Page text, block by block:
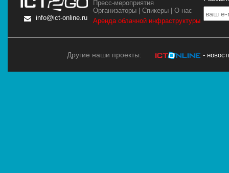
info@ict-online.ru
Пресс-мероприятия
Организаторы |Спикеры |О нас
Аренда облачной инфраструктуры
Другие наши проекты: -